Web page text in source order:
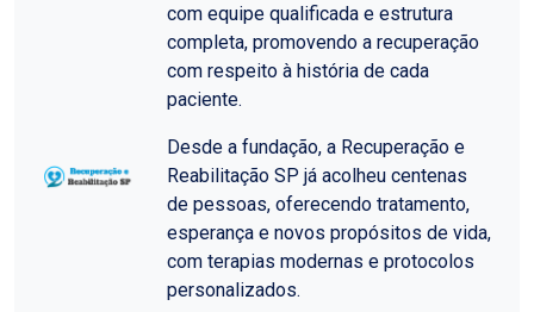
com equipe qualificada e estrutura
completa, promovendo a recuperação
com respeito à história de cada
paciente.
Desde a fundação, a Recuperação e
Reabilitação SP já acolheu centenas
de pessoas, oferecendo tratamento,
esperança e novos propósitos de vida,
com terapias modernas e protocolos
personalizados.